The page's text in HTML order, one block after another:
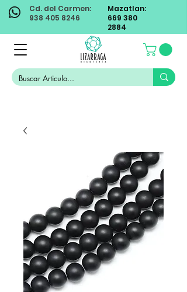
Cd. del Carmen:
938 405 8246
Mazatlan:
669 380
2884